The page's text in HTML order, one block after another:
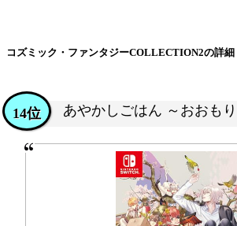
コズミック・ファンタジーCOLLECTION2の詳
あやかしごはん ～おおも
14位